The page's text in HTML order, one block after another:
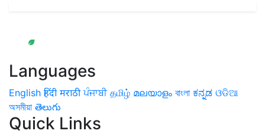
Languages
English हिंदी मराठी ਪੰਜਾਬੀ தமிழ் മലയാളം বাংলা ಕನ್ನಡ ଓଡିଆ
অসমীয়া తెలుగు
Quick Links